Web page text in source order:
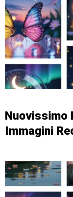
Nuovissimo
Immagini